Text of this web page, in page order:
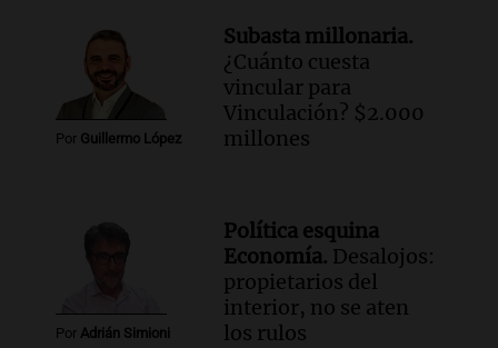
Por Guillermo López
Subasta millonaria.
¿Cuánto cuesta
vincular para
Vinculación? $2.000
millones
Por Adrián Simioni
Política esquina
Economía. Desalojos:
propietarios del
interior, no se aten
los rulos